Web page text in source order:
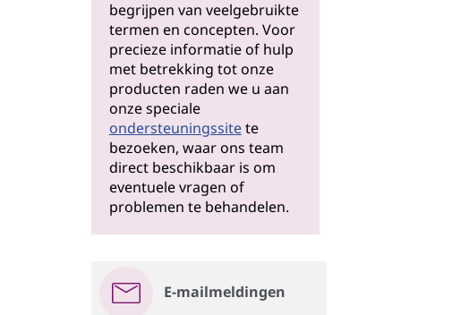
begrijpen van veelgebruikte
termen en concepten. Voor
precieze informatie of hulp
met betrekking tot onze
producten raden we u aan
onze speciale
ondersteuningssitete
bezoeken, waar ons team
direct beschikbaar is om
eventuele vragen of
problemen te behandelen.
E-mailmeldingen